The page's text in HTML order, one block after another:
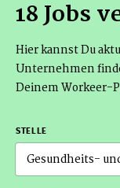
18 Jobs
Hier kannst Du
Unternehmen
Deinem Workeer-
STELLE